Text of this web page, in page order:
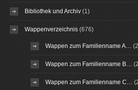
Bibliothek und Archiv (1)
Wappenverzeichnis (676)
Wappen zum Familienname A…
Wappen zum Familienname B…
Wappen zum Familienname C…